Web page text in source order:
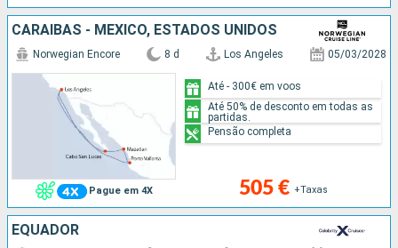
CARAIBAS - MEXICO, ESTADOS UNIDOS
Pague em 4X
Norwegian Encore 8 d Los Angeles 05/03/2028
505 € +Taxas
Até - 300€ em voos
Até 50% de desconto em todas as
partidas.
Pensão completa
EQUADOR